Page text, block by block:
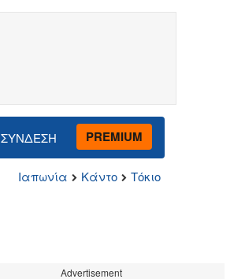
ΣΥΝΔΕΣΗ PREMIUM
Ιαπωνία Κάντο Τόκιο
Advertisement